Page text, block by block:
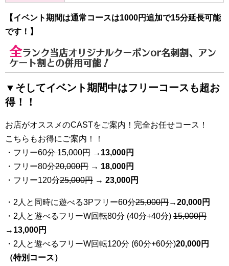
【イベント期間は通常コースは1000円追加で15分延長可能
です！】
全ランク当店オリジナルクーポンor名刺割、アン
ケート割との併用可能！
▼そしてイベント期間中はフリーコースも超お
得！！
お店がオススメのCASTをご案内！完全お任せコース！
こちらもお得にご案内！！
・フリー60分15,000円 → 13,000円
・フリー80分20,000円 → 18,000円
・フリー120分25,000円 → 23,000円
・2人と同時に遊べる3Pフリー60分25,000円→20,000円
・2人と遊べるフリーW回転80分 (40分+40分) 15,000円
→ 13,000円
・2人と遊べるフリーW回転120分 (60分+60分)20,000円
（特別コース）